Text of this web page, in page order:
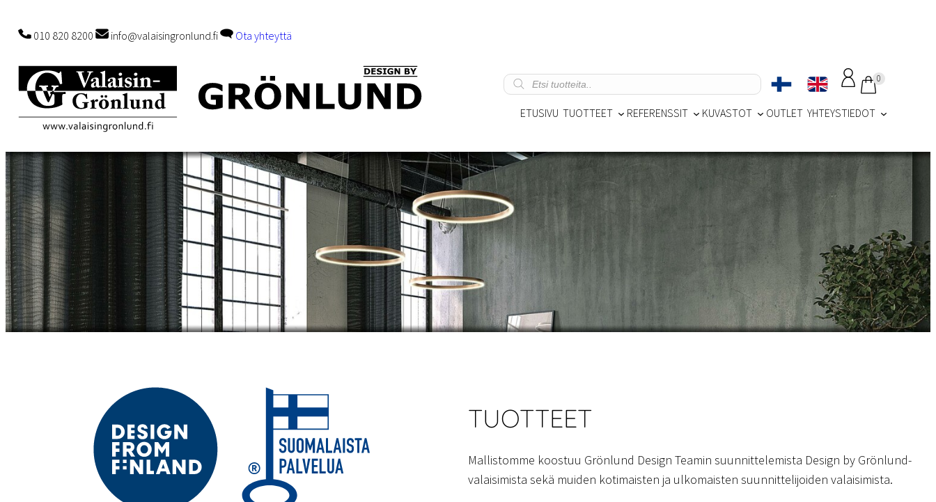
010 820 8200 info@valaisingronlund.fi Ota yhteyttä
Products
search
0
ETUSIVU TUOTTEET REFERENSSIT KUVASTOT OUTLET YHTEYSTIEDOT
TUOTTEET
Mallistomme koostuu Grönlund Design Teamin suunnittelemista Design by Grönlund-
valaisimista sekä muiden kotimaisten ja ulkomaisten suunnittelijoiden valaisimista.